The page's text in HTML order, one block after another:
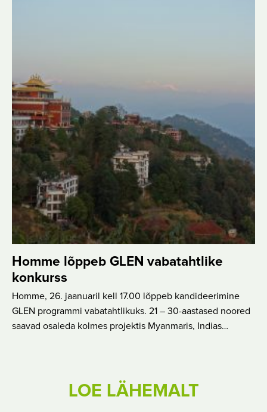
Homme lõppeb GLEN vabatahtlike
konkurss
Homme, 26. jaanuaril kell 17.00 lõppeb kandideerimine
GLEN programmi vabatahtlikuks. 21 – 30-aastased noored
saavad osaleda kolmes projektis Myanmaris, Indias…
LOE LÄHEMALT